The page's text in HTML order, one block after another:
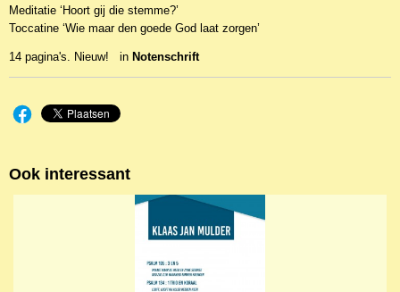
CP6007
Meditatie ‘Hoort gij die stemme?’
Toccatine ‘Wie maar den goede God laat zorgen’
14 pagina's. Nieuw! in Notenschrift
Ook interessant